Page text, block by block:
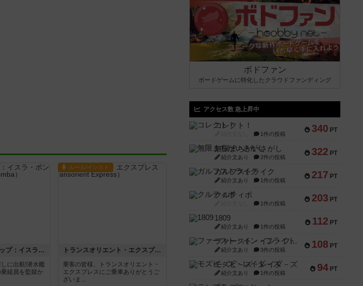
キャプテン・フリップ：イスラ・ボンバ
に出航!潜水艦
組員を監獄か
ルール/インスト
トランスオリエント・エクスプレス
乗客の皆様、トランスオリエント・
エクスプレスにご乗車ありがとうご
ざいま...
ボドファン
ボードゲームに特化したクラウドファンディング
アクセス数 急上昇中
340 PT
コレクト！
1件の投稿
322 PT
無限まちがいさがし
紹介文あり 2件の投稿
217 PT
ガルフストライク
紹介文あり 1件の投稿
203 PT
クルティボ
1件の投稿
112 PT
1809
紹介文あり 1件の投稿
108 PT
ファースト・イン・フライト
紹介文あり 3件の投稿
94 PT
モズビ－ズ・レイダ－ズ
紹介文あり 1件の投稿